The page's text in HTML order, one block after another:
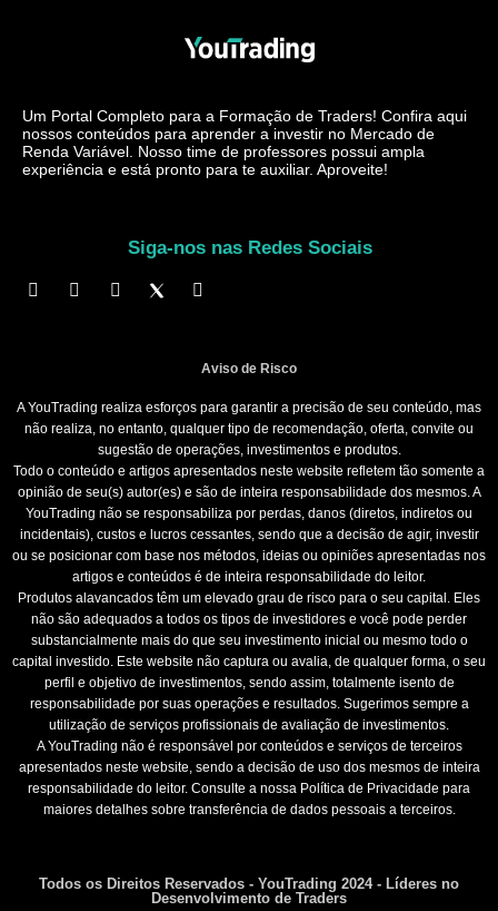
Um Portal Completo para a Formação de Traders! Confira aqui
nossos conteúdos para aprender a investir no Mercado de
Renda Variável. Nosso time de professores possui ampla
experiência e está pronto para te auxiliar. Aproveite!
Siga-nos nas Redes Sociais
Aviso de Risco
A YouTrading realiza esforços para garantir a precisão de seu conteúdo, mas
não realiza, no entanto, qualquer tipo de recomendação, oferta, convite ou
sugestão de operações, investimentos e produtos.
Todo o conteúdo e artigos apresentados neste website refletem tão somente a
opinião de seu(s) autor(es) e são de inteira responsabilidade dos mesmos. A
YouTrading não se responsabiliza por perdas, danos (diretos, indiretos ou
incidentais), custos e lucros cessantes, sendo que a decisão de agir, investir
ou se posicionar com base nos métodos, ideias ou opiniões apresentadas nos
artigos e conteúdos é de inteira responsabilidade do leitor.
Produtos alavancados têm um elevado grau de risco para o seu capital. Eles
não são adequados a todos os tipos de investidores e você pode perder
substancialmente mais do que seu investimento inicial ou mesmo todo o
capital investido. Este website não captura ou avalia, de qualquer forma, o seu
perfil e objetivo de investimentos, sendo assim, totalmente isento de
responsabilidade por suas operações e resultados. Sugerimos sempre a
utilização de serviços profissionais de avaliação de investimentos.
A YouTrading não é responsável por conteúdos e serviços de terceiros
apresentados neste website, sendo a decisão de uso dos mesmos de inteira
responsabilidade do leitor. Consulte a nossa Política de Privacidade para
maiores detalhes sobre transferência de dados pessoais a terceiros.
Todos os Direitos Reservados - YouTrading 2024 - Líderes no
Desenvolvimento de Traders